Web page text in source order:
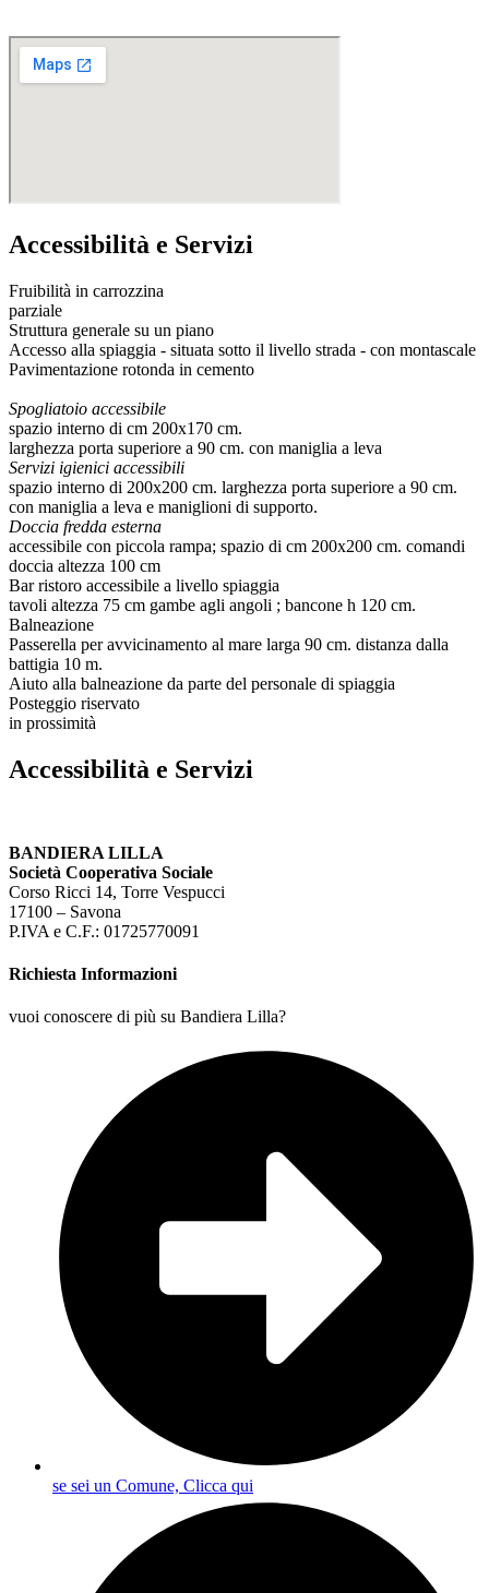
Accessibilità e Servizi
Fruibilità in carrozzina
parziale
Struttura generale su un piano
Accesso alla spiaggia - situata sotto il livello strada - con montascale
Pavimentazione rotonda in cemento
Spogliatoio accessibile
spazio interno di cm 200x170 cm.
larghezza porta superiore a 90 cm. con maniglia a leva
Servizi igienici accessibili
spazio interno di 200x200 cm. larghezza porta superiore a 90 cm.
con maniglia a leva e maniglioni di supporto.
Doccia fredda esterna
accessibile con piccola rampa; spazio di cm 200x200 cm. comandi
doccia altezza 100 cm
Bar ristoro accessibile a livello spiaggia
tavoli altezza 75 cm gambe agli angoli ; bancone h 120 cm.
Balneazione
Passerella per avvicinamento al mare larga 90 cm. distanza dalla
battigia 10 m.
Aiuto alla balneazione da parte del personale di spiaggia
Posteggio riservato
in prossimità
Accessibilità e Servizi
BANDIERA LILLA
Società Cooperativa Sociale
Corso Ricci 14, Torre Vespucci
17100 – Savona
P.IVA e C.F.: 01725770091
Richiesta Informazioni
vuoi conoscere di più su Bandiera Lilla?
se sei un Comune, Clicca qui